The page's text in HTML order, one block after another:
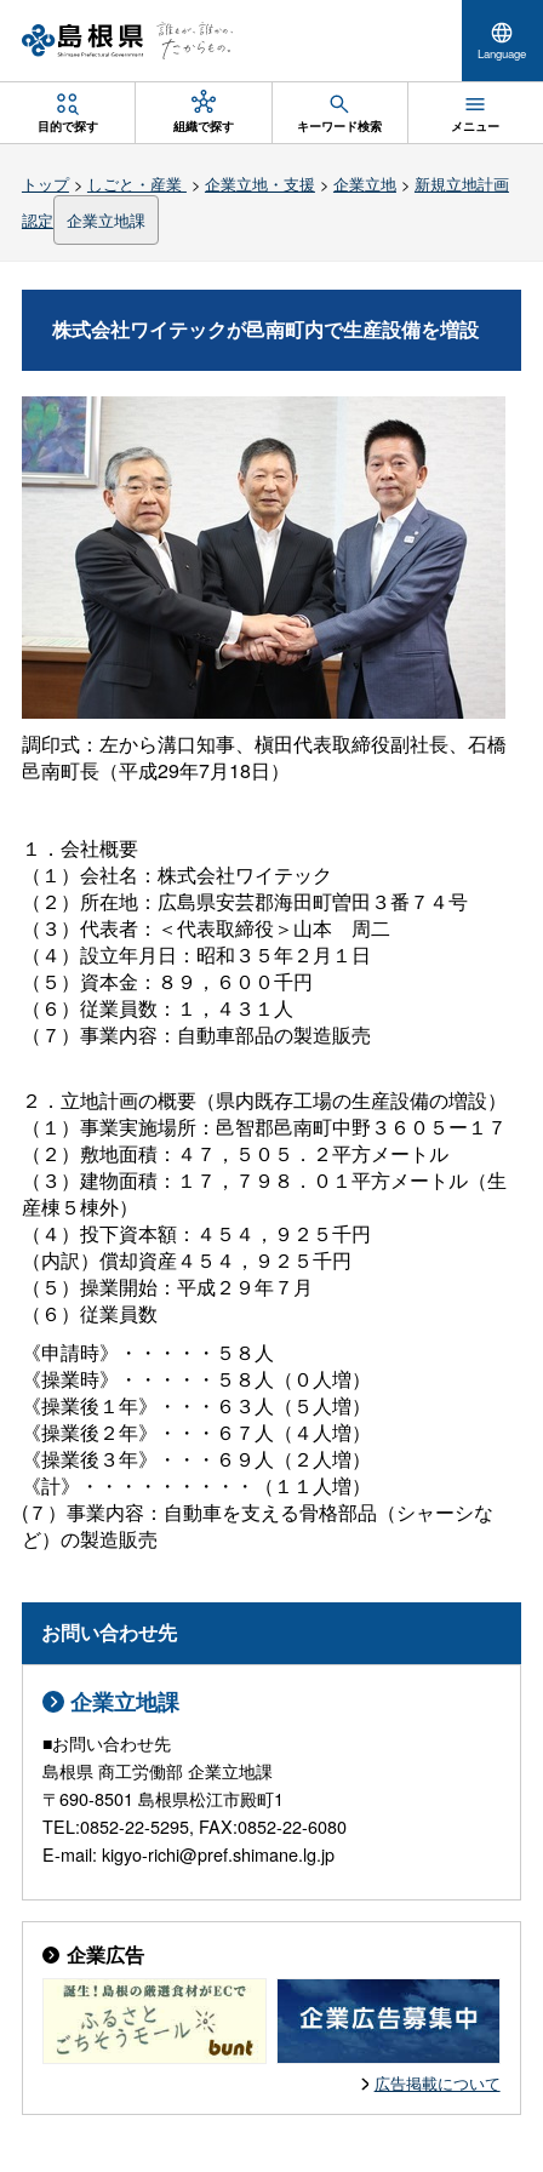
Language
目的で探す 組織で探す キーワード検索 メニュー
トップ> しごと・産業 > 企業立地・支援 > 企業立地> 新規立地計画
認定
企業立地課
株式会社ワイテックが邑南町内で生産設備を増設
調印式：左から溝口知事、槇田代表取締役副社長、石橋
邑南町長（平成29年7月18日）
１．会社概要
（１）会社名：株式会社ワイテック
（２）所在地：広島県安芸郡海田町曽田３番７４号
（３）代表者：＜代表取締役＞山本 周二
（４）設立年月日：昭和３５年２月１日
（５）資本金：８９，６００千円
（６）従業員数：１，４３１人
（７）事業内容：自動車部品の製造販売
２．立地計画の概要（県内既存工場の生産設備の増設）
（１）事業実施場所：邑智郡邑南町中野３６０５ー１７
（２）敷地面積：４７，５０５．２平方メートル
（３）建物面積：１７，７９８．０１平方メートル（生
産棟５棟外）
（４）投下資本額：４５４，９２５千円
（内訳）償却資産４５４，９２５千円
（５）操業開始：平成２９年７月
（６）従業員数
《申請時》・・・・・５８人
《操業時》・・・・・５８人（０人増）
《操業後１年》・・・６３人（５人増）
《操業後２年》・・・６７人（４人増）
《操業後３年》・・・６９人（２人増）
《計》・・・・・・・・・（１１人増）
(７）事業内容：自動車を支える骨格部品（シャーシな
ど）の製造販売
お問い合わせ先
企業立地課
■お問い合わせ先
島根県 商工労働部 企業立地課
〒690-8501 島根県松江市殿町1
TEL:0852-22-5295, FAX:0852-22-6080
E-mail: kigyo-richi@pref.shimane.lg.jp
企業広告
広告掲載について